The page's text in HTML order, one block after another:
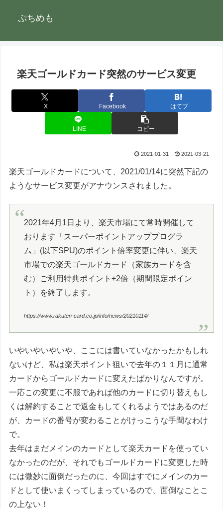
ぷちめも
楽天ゴールドカード突然のサービス変更
X Facebook はてブ
LINE コピー
2021-01-31 2021-03-21
楽天ゴールドカードについて、2021/01/14に突然下記の
ようなサービス変更がアナウンスされました。
2021年4月1日より、楽天市場にて常時開催して
おります「スーパーポイントアッププログラ
ム」(以下SPU)のポイント倍率変更に伴い、楽天
市場での楽天ゴールドカード（家族カードを含
む）ご利用特典ポイント+2倍（期間限定ポイン
ト）を終了します。
https://www.rakuten-card.co.jp/info/news/20210114/
いやいやいやいや、ここには書いていなかったかもしれ
ないけど、私は楽天ポイント狙いで去年の１１月に通常
カードからゴールドカードに変えたばかりなんですが。
一応この変更に不服であれば他のカードに切り替えもし
くは解約することで返金もしてくれるようではあるのだ
が、カードの番号が変わることがけっこうな手間なわけ
で。
去年はまだメインのカードとして楽天カードを使ってい
なかったのだが、それでもゴールドカードに変更した時
には微妙に面倒だったのに、今回はすでにメインのカー
ドとして使いまくってしまっているので、面倒なことこ
の上ない！